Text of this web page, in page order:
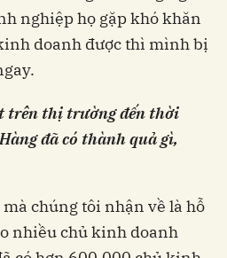
nghiệp họ gặp khó khăn
doanh được thì mình bị
trên thị trường đến thời
đã có thành quả gì,
chúng tôi nhận về là hỗ
nhiều chủ kinh doanh